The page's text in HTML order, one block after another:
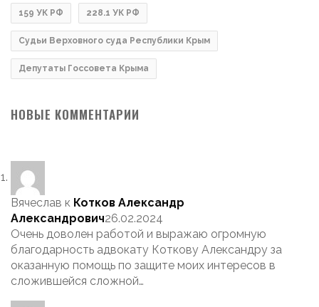
159 УК РФ 228.1 УК РФ
Судьи Верховного суда Республики Крым
Депутаты Госсовета Крыма
НОВЫЕ КОММЕНТАРИИ
Вячеслав к Котков Александр
Александрович26.02.2024
Очень доволен работой и выражаю огромную
благодарность адвокату Коткову Александру за
оказанную помощь по защите моих интересов в
сложившейся сложной…